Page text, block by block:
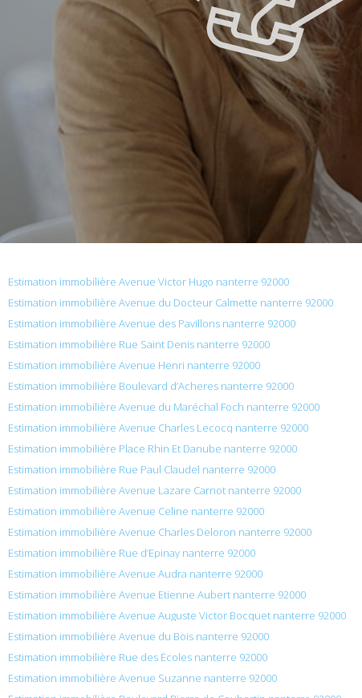
Estimation immobilière Avenue Victor Hugo nanterre 92000
Estimation immobilière Avenue du Docteur Calmette nanterre 92000
Estimation immobilière Avenue des Pavillons nanterre 92000
Estimation immobilière Rue Saint Denis nanterre 92000
Estimation immobilière Avenue Henri nanterre 92000
Estimation immobilière Boulevard d’Acheres nanterre 92000
Estimation immobilière Avenue du Maréchal Foch nanterre 92000
Estimation immobilière Avenue Charles Lecocq nanterre 92000
Estimation immobilière Place Rhin Et Danube nanterre 92000
Estimation immobilière Rue Paul Claudel nanterre 92000
Estimation immobilière Avenue Lazare Carnot nanterre 92000
Estimation immobilière Avenue Celine nanterre 92000
Estimation immobilière Avenue Charles Deloron nanterre 92000
Estimation immobilière Rue d’Epinay nanterre 92000
Estimation immobilière Avenue Audra nanterre 92000
Estimation immobilière Avenue Etienne Aubert nanterre 92000
Estimation immobilière Avenue Auguste Victor Bocquet nanterre 92000
Estimation immobilière Avenue du Bois nanterre 92000
Estimation immobilière Rue des Écoles nanterre 92000
Estimation immobilière Avenue Suzanne nanterre 92000